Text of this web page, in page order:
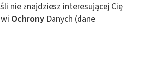
nie znajdziesz interesującej Cię
Ochrony Danych (dane